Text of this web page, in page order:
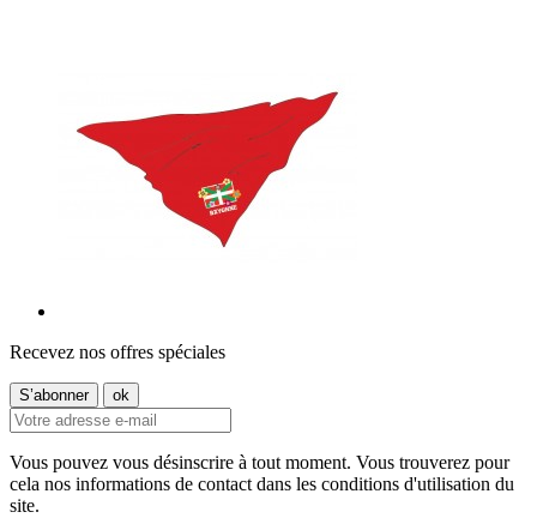
Recevez nos offres spéciales
Vous pouvez vous désinscrire à tout moment. Vous trouverez pour
cela nos informations de contact dans les conditions d'utilisation du
site.